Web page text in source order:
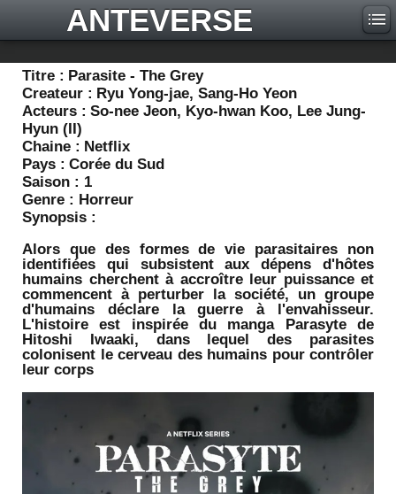
ANTEVERSE
Titre : Parasite - The Grey
Createur : Ryu Yong-jae, Sang-Ho Yeon
Acteurs : So-nee Jeon, Kyo-hwan Koo, Lee Jung-
Hyun (II)
Chaine : Netflix
Pays : Corée du Sud
Saison : 1
Genre : Horreur
Synopsis :
Alors que des formes de vie parasitaires non
identifiées qui subsistent aux dépens d'hôtes
humains cherchent à accroître leur puissance et
commencent à perturber la société, un groupe
d'humains déclare la guerre à l'envahisseur.
L'histoire est inspirée du manga Parasyte de
Hitoshi Iwaaki, dans lequel des parasites
colonisent le cerveau des humains pour contrôler
leur corps